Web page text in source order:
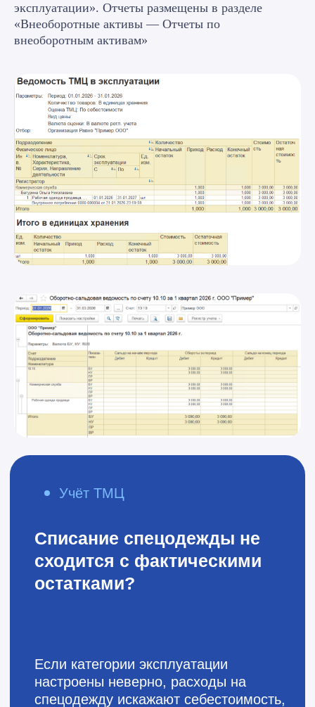
эксплуатации». Отчеты размещены в разделе
«Внеоборотные активы — Отчеты по
внеоборотным активам»
Какая услуга вам нужна?
Я принимаю условия Политики конфиденциальности и
даю согласие на обработку персональных данных
Оставьте заявку на
бесплатную
и получите готовое
решение
Оставить заявку
Александр
Специалист по